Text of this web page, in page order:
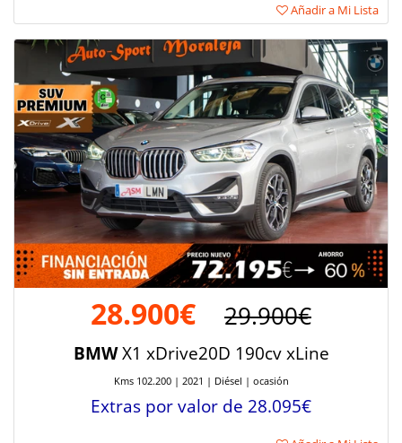
Añadir a Mi Lista
28.900€ 29.900€
BMWX1 xDrive20D 190cv xLine
Kms 102.200 | 2021 | Diésel | ocasión
Extras por valor de 28.095€